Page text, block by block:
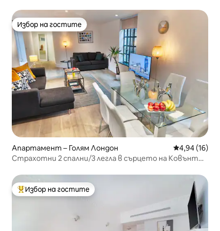
Избор на гостите
Избор на гостите
Апартамент – Голям Лондон Средна
4,94 (16)
Страхотни 2 спални/3 легла в сърцето на Ковънт
Най-популярен избор на гостите
Избор на гостите